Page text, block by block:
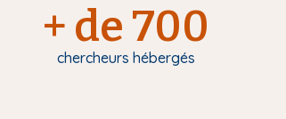
+ de 700
chercheurs hébergés